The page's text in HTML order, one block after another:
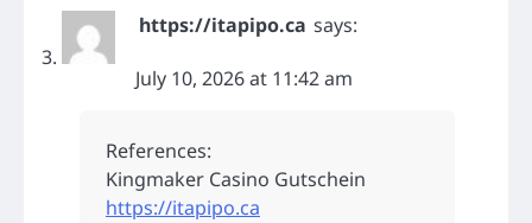
https://itapipo.ca says:
July 10, 2026 at 11:42 am
References:
Kingmaker Casino Gutschein
https://itapipo.ca